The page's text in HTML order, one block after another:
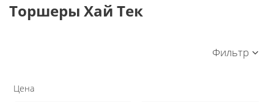
Торшеры Хай Тек
Фильтр
Цена